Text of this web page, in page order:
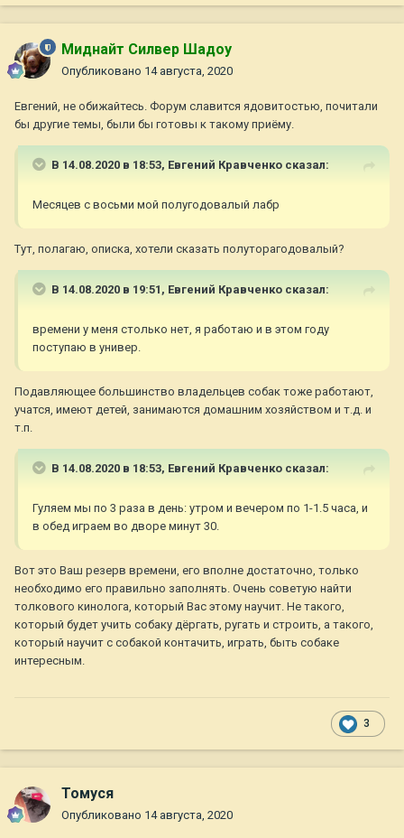
Миднайт Силвер Шадоу
Опубликовано 14 августа, 2020
Евгений, не обижайтесь. Форум славится ядовитостью, почитали
бы другие темы, были бы готовы к такому приёму.
В 14.08.2020 в 18:53, Евгений Кравченко сказал:
Месяцев с восьми мой полугодовалый лабр
Тут, полагаю, описка, хотели сказать полуторагодовалый?
В 14.08.2020 в 19:51, Евгений Кравченко сказал:
времени у меня столько нет, я работаю и в этом году
поступаю в универ.
Подавляющее большинство владельцев собак тоже работают,
учатся, имеют детей, занимаются домашним хозяйством и т.д. и
т.п.
В 14.08.2020 в 18:53, Евгений Кравченко сказал:
Гуляем мы по 3 раза в день: утром и вечером по 1-1.5 часа, и
в обед играем во дворе минут 30.
Вот это Ваш резерв времени, его вполне достаточно, только
необходимо его правильно заполнять. Очень советую найти
толкового кинолога, который Вас этому научит. Не такого,
который будет учить собаку дёргать, ругать и строить, а такого,
который научит с собакой контачить, играть, быть собаке
интересным.
3
Томуся
Опубликовано 14 августа, 2020